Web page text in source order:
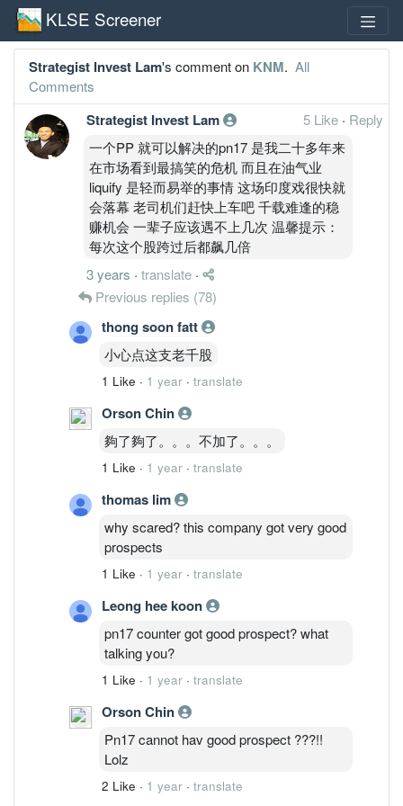
KLSE Screener
Strategist Invest Lam's comment on KNM. All
Comments
Strategist Invest Lam 5 Like · Reply
一个PP 就可以解决的pn17 是我二十多年来
在市场看到最搞笑的危机 而且在油气业
liquify 是轻而易举的事情 这场印度戏很快就
会落幕 老司机们赶快上车吧 千载难逢的稳
赚机会 一辈子应该遇不上几次 温馨提示：
每次这个股跨过后都飙几倍
3 years · translate ·
Previous replies (78)
thong soon fatt
小心点这支老千股
1 Like · 1 year · translate
Orson Chin
夠了夠了。。。不加了。。。
1 Like · 1 year · translate
thomas lim
why scared? this company got very good
prospects
1 Like · 1 year · translate
Leong hee koon
pn17 counter got good prospect? what
talking you?
1 Like · 1 year · translate
Orson Chin
Pn17 cannot hav good prospect ???!!
Lolz
2 Like · 1 year · translate